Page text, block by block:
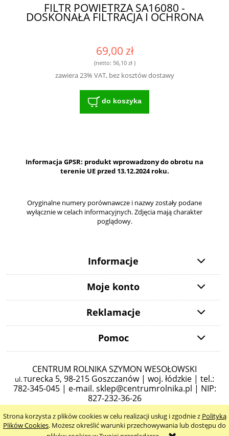
Strona korzysta z plików cookies w celu realizacji usług i zgodnie z Polityką
Plików Cookies. Możesz określić warunki przechowywania lub dostępu do
FILTR POWIETRZA SA16080 -
DOSKONAŁA FILTRACJA I OCHRONA
69,00 zł
(netto: 56,10 zł)
zawiera 23% VAT, bez kosztów dostawy
do koszyka
Informacja GPSR: produkt wprowadzony do obrotu na
terenie UE przed 13.12.2024 roku.
Oryginalne numery porównawcze i nazwy zostały podane
wyłącznie w celach informacyjnych. Zdjęcia mają charakter
poglądowy.
Informacje
Moje konto
Reklamacje
Pomoc
CENTRUM ROLNIKA SZYMON WESOŁOWSKI
ul. Turecka 5, 98-215 Goszczanów | woj. łódzkie | tel.:
782-345-045 | e-mail. sklep@centrumrolnika.pl | NIP:
827-232-36-26
pokaż pełną wersję strony